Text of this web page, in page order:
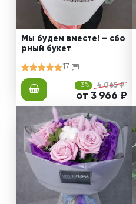
Мы будем вместе! – сбо
рный букет
17
-3% 4 065 ₽
от 3 966 ₽